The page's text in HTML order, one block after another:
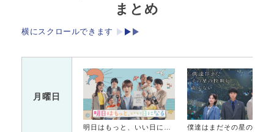
まとめ
横にスクロールできます
月曜日